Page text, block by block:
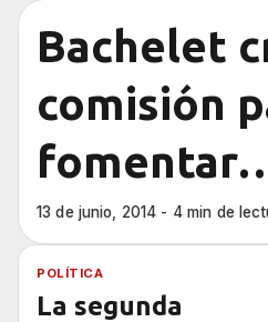
Bachelet
comisión
fomentar
en Chile
13 de junio, 2014 - 4 min de
POLÍTICA
La segunda